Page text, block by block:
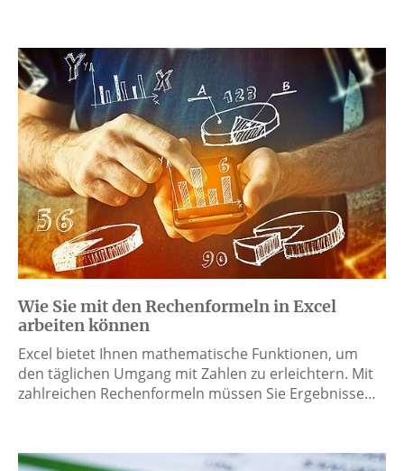
Wie Sie mit den Rechenformeln in Excel
arbeiten können
Excel bietet Ihnen mathematische Funktionen, um
den täglichen Umgang mit Zahlen zu erleichtern. Mit
zahlreichen Rechenformeln müssen Sie Ergebnisse…